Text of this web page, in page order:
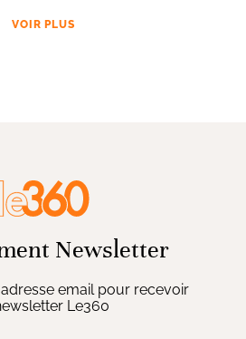
VOIR PLUS
Newsletter
email pour recevoir
Le360